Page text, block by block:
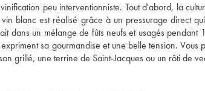
peu interventionniste. Tout d'abord, la
blanc est réalisé grâce à un pressurage direct
dans un mélange de fûts neufs et usagés pendant
sa gourmandise et une belle tension.
grillé, une terrine de Saint-Jacques ou un rôti de